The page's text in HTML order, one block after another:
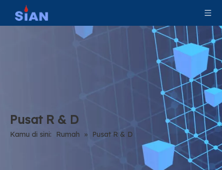
Pusat R & D
Kamu di sini: Rumah » Pusat R & D